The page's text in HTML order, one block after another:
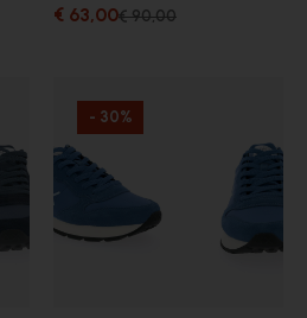
€ 63,00€ 90,00
- 30%